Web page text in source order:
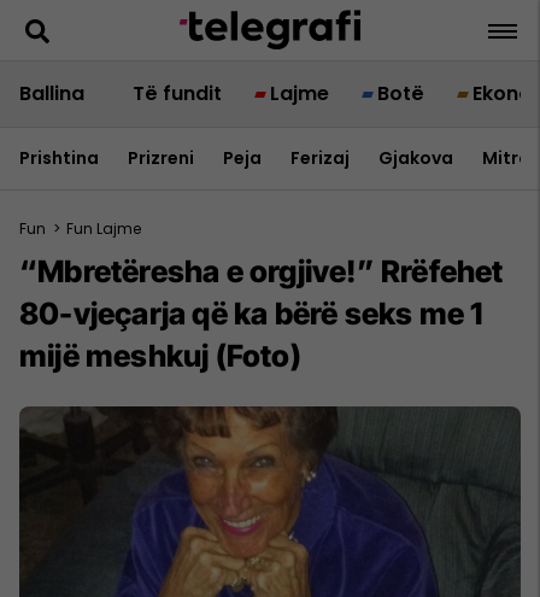
Ballina Të fundit Lajme Botë
Prishtina Prizreni Peja Ferizaj Gjakova
Fun > Fun Lajme
“Mbretëresha e orgjive!” Rrëfehet
80-vjeçarja që ka bërë seks me 1
mijë meshkuj (Foto)